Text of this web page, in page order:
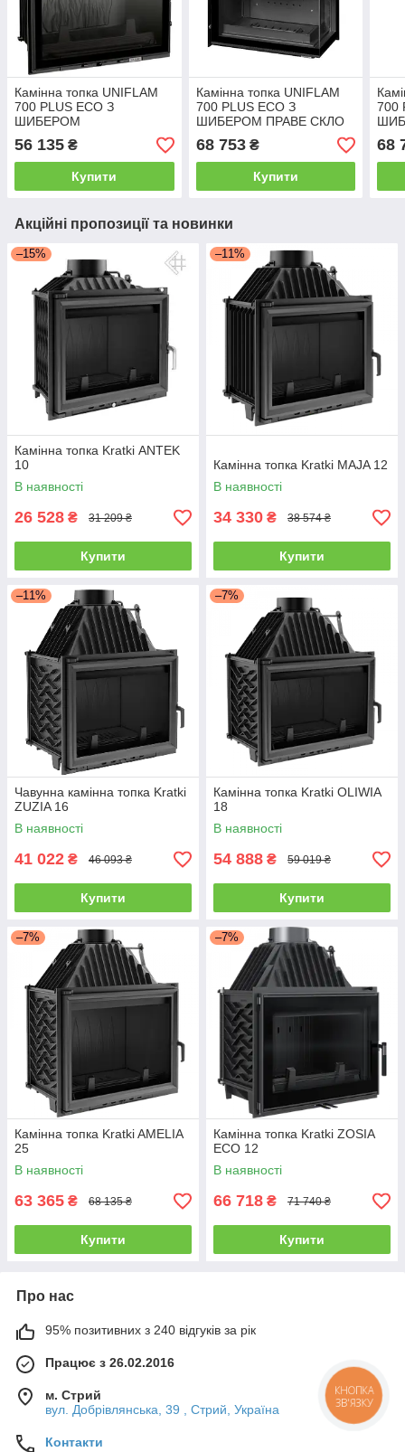
Камінна топка UNIFLAM
700 PLUS ECO З
ШИБЕРОМ
56 135 ₴
Купити
Камінна топка UNIFLAM
700 PLUS ECO З
ШИБЕРОМ ПРАВЕ СКЛО
68 753₴
Купити
700
68
Акційні пропозиції та новинки
–15%
Камінна топка Kratki ANTEK
10
В наявності
26 528 ₴ 31 209 ₴
Купити
–11%
Камінна топка Kratki MAJA 12
В наявності
34 330 ₴ 38 574 ₴
Купити
–11%
Чавунна камінна топка Kratki
ZUZIA 16
В наявності
41 022 ₴ 46 093 ₴
Купити
–7%
Камінна топка Kratki OLIWIA
18
В наявності
54 888 ₴ 59 019 ₴
Купити
–7%
Камінна топка Kratki AMELIA
25
В наявності
63 365 ₴ 68 135 ₴
Купити
–7%
Камінна топка Kratki ZOSIA
ECO 12
В наявності
66 718 ₴ 71 740 ₴
Купити
Про нас
95% позитивних з 240 відгуків за рік
Працює з 26.02.2016
м. Стрий
вул. Добрівлянська, 39 , Стрий, Україна
Контакти
КНОПКА
ЗВ'ЯЗКУ